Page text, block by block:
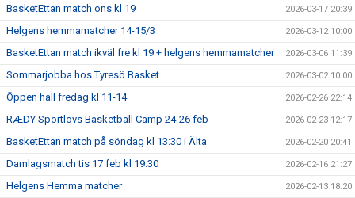
BasketEttan match ons kl 19 2026-03-17 20:39
Helgens hemmamatcher 14-15/3 2026-03-12 10:00
BasketEttan match ikväl fre kl 19 + helgens hemmamatcher 2026-03-06 11:39
Sommarjobba hos Tyresö Basket 2026-03-02 10:00
Öppen hall fredag kl 11-14 2026-02-26 22:14
RÆDY Sportlovs Basketball Camp 24-26 feb 2026-02-23 12:17
BasketEttan match på söndag kl 13:30 i Älta 2026-02-20 20:41
Damlagsmatch tis 17 feb kl 19:30 2026-02-16 21:27
Helgens Hemma matcher 2026-02-13 18:20